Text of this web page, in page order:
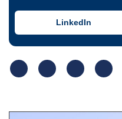
LinkedIn